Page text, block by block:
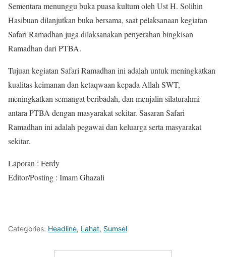
Sementara menunggu buka puasa kultum oleh Ust H. Solihin
Hasibuan dilanjutkan buka bersama, saat pelaksanaan kegiatan
Safari Ramadhan juga dilaksanakan penyerahan bingkisan
Ramadhan dari PTBA.
Tujuan kegiatan Safari Ramadhan ini adalah untuk meningkatkan
kualitas keimanan dan ketaqwaan kepada Allah SWT,
meningkatkan semangat beribadah, dan menjalin silaturahmi
antara PTBA dengan masyarakat sekitar. Sasaran Safari
Ramadhan ini adalah pegawai dan keluarga serta masyarakat
sekitar.
Laporan : Ferdy
Editor/Posting : Imam Ghazali
Categories: Headline, Lahat, Sumsel